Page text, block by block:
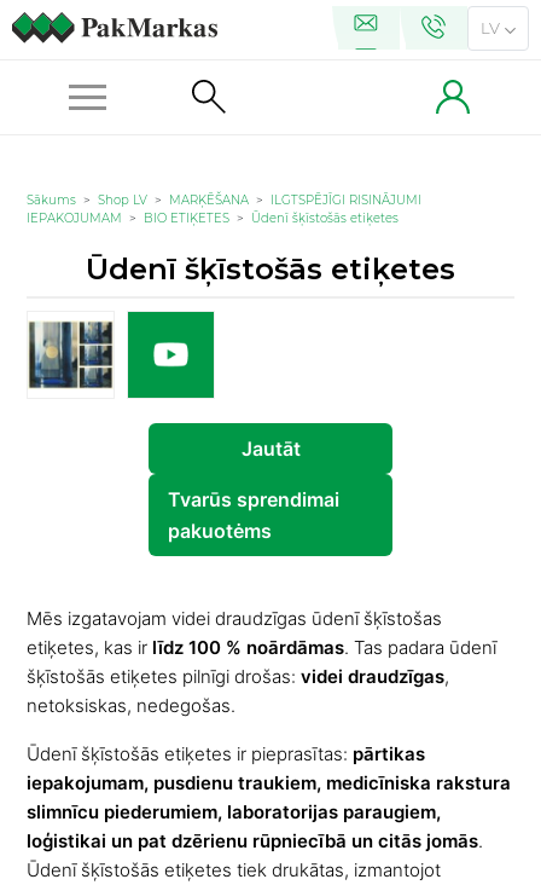
LV
Sākums >Shop LV > MARĶĒŠANA > ILGTSPĒJĪGI RISINĀJUMI
IEPAKOJUMAM > BIO ETIĶETES > Ūdenī šķīstošās etiķetes
Ūdenī šķīstošās etiķetes
Mēs izgatavojam videi draudzīgas ūdenī šķīstošas
etiķetes, kas ir līdz 100 % noārdāmas. Tas padara ūdenī
šķīstošās etiķetes pilnīgi drošas:videi draudzīgas,
netoksiskas, nedegošas.
Ūdenī šķīstošās etiķetes ir pieprasītas: pārtikas
iepakojumam, pusdienu traukiem, medicīniska rakstura
slimnīcu piederumiem, laboratorijas paraugiem,
loģistikai un pat dzērienu rūpniecībā un citās jomās.
Ūdenī šķīstošās etiķetes tiek drukātas, izmantojot
Jautāt
Tvarūs sprendimai
pakuotėms